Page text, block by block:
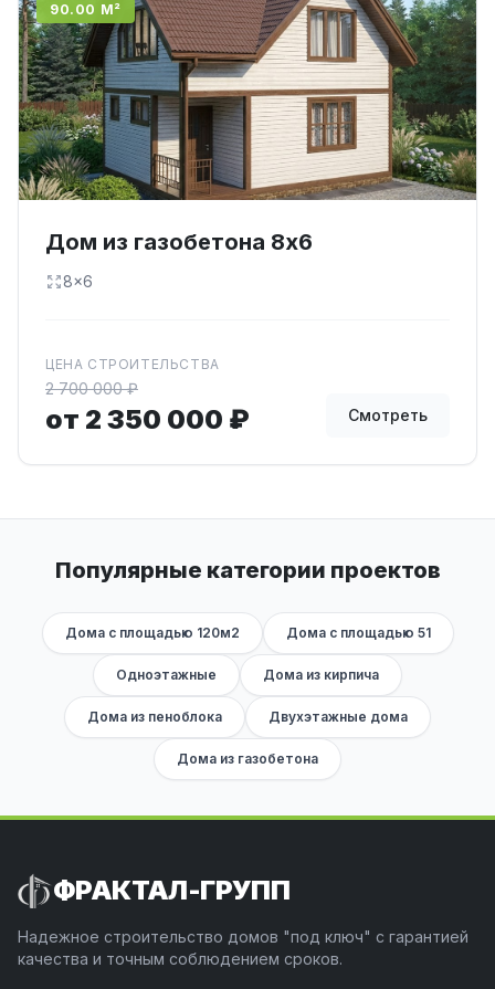
90.00 М²
Дом из газобетона 8х6
8x6
ЦЕНА СТРОИТЕЛЬСТВА
2 700 000 ₽
от 2 350 000 ₽ Смотреть
Популярные категории проектов
Дома с площадью 120м2 Дома с площадью 51
Одноэтажные Дома из кирпича
Дома из пеноблока Двухэтажные дома
Дома из газобетона
ФРАКТАЛ-ГРУПП
Надежное строительство домов "под ключ" с гарантией
качества и точным соблюдением сроков.